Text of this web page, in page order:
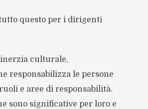
questo per i dirigenti
culturale,
responsabilizza le persone
e aree di responsabilità.
sono significative per loro e